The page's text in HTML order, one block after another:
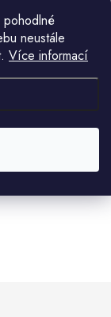
pohodlné
neustále
Více informací